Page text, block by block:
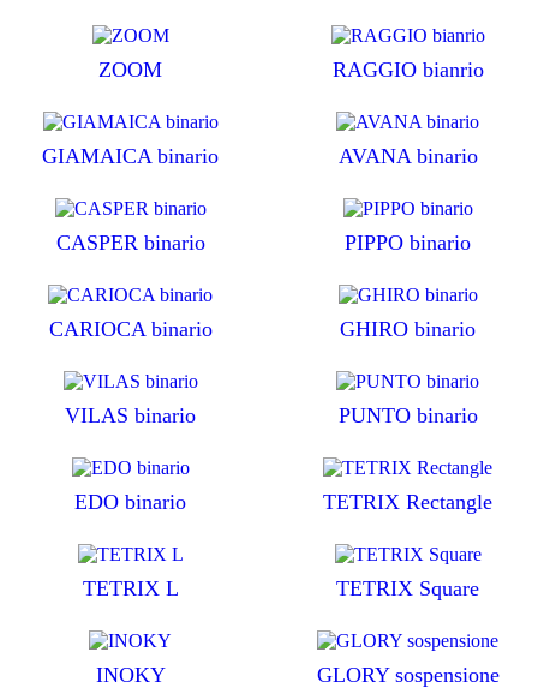
ZOOM RAGGIO bianrio
GIAMAICA binario AVANA binario
CASPER binario PIPPO binario
CARIOCA binario GHIRO binario
VILAS binario PUNTO binario
EDO binario TETRIX Rectangle
TETRIX L TETRIX Square
INOKY GLORY sospensione